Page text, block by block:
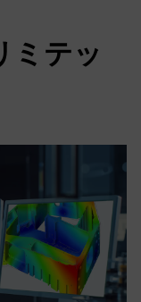
ミテッ